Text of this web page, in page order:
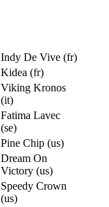
Indy De Vive (fr)
Kidea (fr)
Viking Kronos
(it)
Fatima Lavec
(se)
Pine Chip (us)
Dream On
Victory (us)
Speedy Crown
(us)